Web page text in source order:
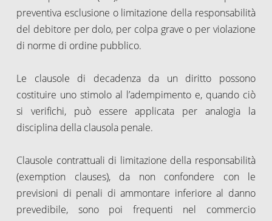
preventiva esclusione o limitazione della responsabilità
del debitore per dolo, per colpa grave o per violazione
di norme di ordine pubblico.
Le clausole di decadenza da un diritto possono
costituire uno stimolo al l’adempimento e, quando ciò
si verifichi, può essere applicata per analogia la
disciplina della clausola penale.
Clausole contrattuali di limitazione della responsabilità
(exemption clauses), da non confondere con le
previsioni di penali di ammontare inferiore al danno
prevedibile, sono poi frequenti nel commercio